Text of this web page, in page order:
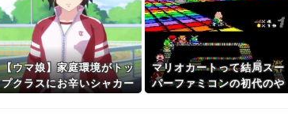
【ウマ娘】家庭環境がトッ
プクラスにお辛いシャカー
マリオカートって結局スー
パーファミコンの初代のや